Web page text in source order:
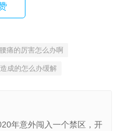
痛的厉害怎么办啊
成的怎么办缓解
年意外闯入一个禁区，开